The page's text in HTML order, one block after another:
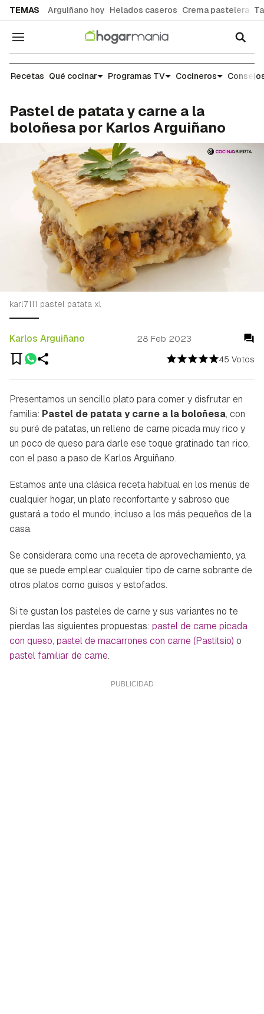
TEMAS Arguiñano hoy Helados caseros Crema pastelera
Navegación
Recetas
Recetas Qué cocinar Programas TV Cocineros
Pastel de patata y carne a la
boloñesa por Karlos Arguiñano
45 Votos
Karlos Arguiñano 28 Feb 2023
karl7111 pastel patata xl
Presentamos un sencillo plato para comer y disfrutar en
familia: Pastel de patata y carne a la boloñesa, con
su puré de patatas, un relleno de carne picada muy rico y
un poco de queso para darle ese toque gratinado tan rico,
con el paso a paso de Karlos Arguiñano.
Estamos ante una clásica receta habitual en los menús de
cualquier hogar, un plato reconfortante y sabroso que
gustará a todo el mundo, incluso a los más pequeños de la
casa.
Se considerara como una receta de aprovechamiento, ya
que se puede emplear cualquier tipo de carne sobrante de
otros platos como guisos y estofados.
Si te gustan los pasteles de carne y sus variantes no te
pierdas las siguientes propuestas: pastel de carne picada
con queso, pastel de macarrones con carne (Pastitsio) o
pastel familiar de carne.